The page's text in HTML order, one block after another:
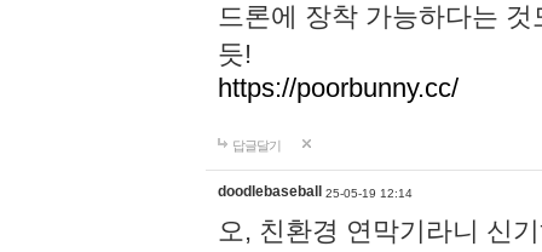
드론에 장착 가능하다는
듯!
https://poorbunny.cc/
답글달기
doodlebaseball 25-05-19 12:14
오, 친환경 연막기라니 신